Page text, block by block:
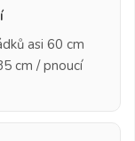
asi 60 cm
cm / pnoucí